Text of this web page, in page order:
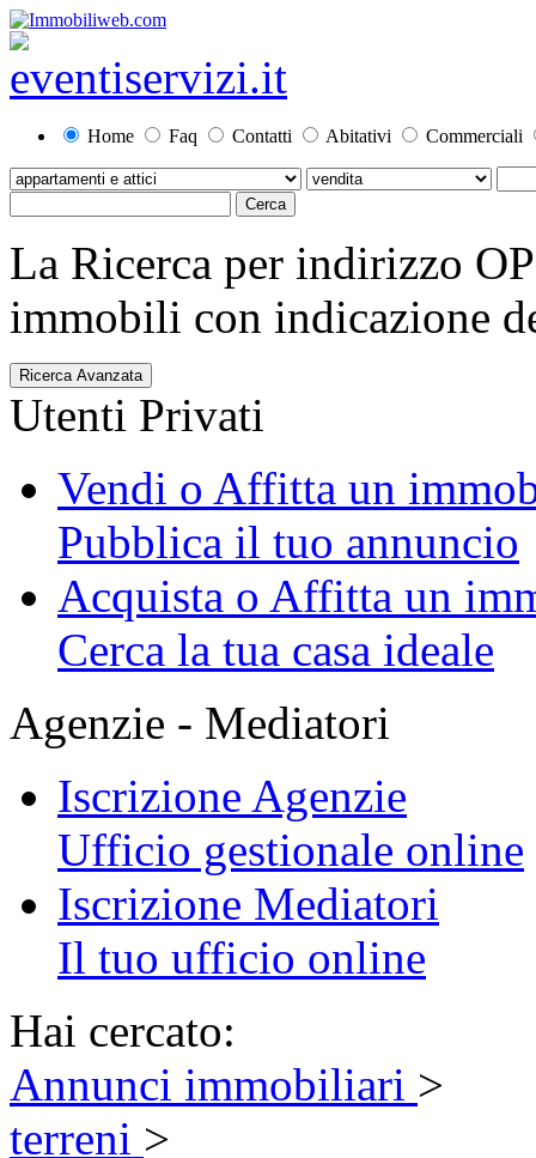
Home Faq Contatti Abitativi Commerciali
La Ricerca per indirizzo
immobili con indicazione
Ricerca Avanzata
Utenti Privati
Vendi o Affitta un
Pubblica il tuo annuncio
Acquista o Affitta un
Cerca la tua casa ideale
Agenzie - Mediatori
Iscrizione Agenzie
Ufficio gestionale online
Iscrizione Mediatori
Il tuo ufficio online
Hai cercato:
Annunci immobiliari >
terreni >